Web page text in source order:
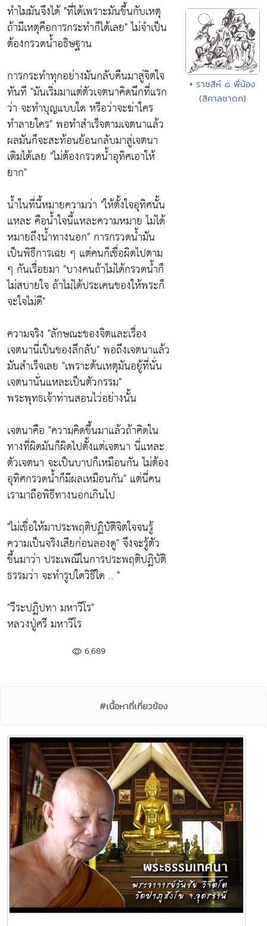
ทำไมมันจึงได้"ที่ได้เพราะมันขึ้นกับเหตุ
ถ้ามีเหตุคือการกระทำก็ได้เลย"ไม่จำเป็น
ต้องกรวดน้ำอธิษฐาน
การกระทำทุกอย่างมันกลับคืนมาสู่จิตใจ
ทันที "มันเริ่มมาแต่ตัวเจตนาคิดนึกที่แรก
ว่า จะทำบุญแบบใด หรือว่าจะฆ่าใคร
ทำลายใคร"พอทำสำเร็จตามเจตนาแล้ว
ผลมันก็จะสะท้อนย้อนกลับมาสู่เจตนา
เดิมได้เลย "ไม่ต้องกรวดน้ำอุทิศเอาให้
ยาก"
น้ำในที่นี้หมายความว่า "ให้ตั้งใจอุทิศนั้น
แหละ คือน้ำใจนี้แหละความหมาย ไม่ได้
หมายถึงน้ำทางนอก" การกรวดน้ำมัน
เป็นพิธีการเฉย ๆ แต่คนก็เชื่อผิดไปตาม
ๆ กันเรื่อยมา "บางคนถ้าไม่ได้กรวดน้ำก็
ไม่สบายใจ ถ้าไม่ได้ประเคนของให้พระก็
จะใจไม่ดี"
ความจริง "ลักษณะของจิตและเรื่อง
เจตนานี่เป็นของลึกลับ"พอถึงเจตนาแล้ว
มันสำเร็จเลย "เพราะต้นเหตุมันอยู้ที่นั่น
เจตนานั่นแหละเป็นตัวกรรม"
พระพุทธเจ้าท่านสอนไว่อย่างนั้น
เจตนาคือ "ความคิดขึ้นมาแล้วถ้าคิดใน
ทางที่ผิดมันก็ผิดไปตั้งแต่เจตนา นี่แหละ
ตัวเจตนา จะเป็นบาปก็เหมือนกัน ไม่ต้อง
อุทิศกรวดน้ำก็มีผลเหมือนกัน" แต่นี่คน
เรามาถือพิธีทางนอกเกินไป
"ไม่เขื่อให้มาประพฤติปฏิบัติจิตใจจนรู้
ความเป็นจริงเสียก่อนลองดู"จึงจะรู้ตัว
ขึ้นมาว่า ประเพณีในการประพฤติปฏิบัติ
ธรรมว่า จะทำรูปใดวิธีใด .. "
"วีระปฏิปทา มหาวีโร"
หลวงปู่ศรี มหาวีโร
6,689
• ราชสีห์ ๘ พี่น้อง
(สิคาลชาดก)
#เนื้อหาที่เกี่ยวข้อง